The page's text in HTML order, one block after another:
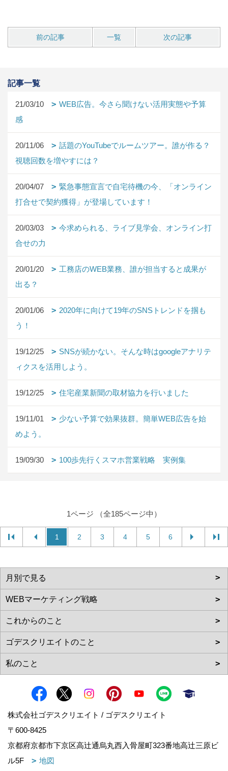
前の記事 一覧 次の記事
記事一覧
21/03/10
WEB広告。今さら聞けない活用実態や予算
感
20/11/06
話題のYouTubeでルームツアー。誰が作る？
視聴回数を増やすには？
20/04/07
緊急事態宣言で自宅待機の今、「オンライン
打合せで契約獲得」が登場しています！
20/03/03
今求められる、ライブ見学会、オンライン打
合せの力
20/01/20
工務店のWEB業務、誰が担当すると成果が
出る？
20/01/06
2020年に向けて19年のSNSトレンドを掴も
う！
19/12/25
SNSが続かない。そんな時はgoogleアナリテ
ィクスを活用しよう。
19/12/25 住宅産業新聞の取材協力を行いました
19/11/01
少ない予算で効果抜群。簡単WEB広告を始
めよう。
19/09/30 100歩先行くスマホ営業戦略 実例集
1ページ （全185ページ中）
1 2 3 4 5 6
株式会社ゴデスクリエイト / ゴデスクリエイト
〒600-8425
京都府京都市下京区高辻通烏丸西入骨屋町323番地高辻三原ビ
ル5F
地図